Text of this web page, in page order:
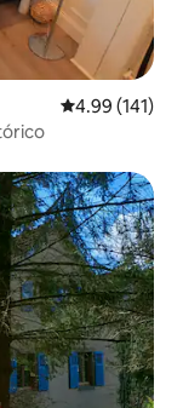
Calificación
4.99 (141)